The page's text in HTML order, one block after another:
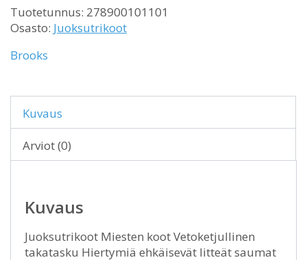
Tuotetunnus: 278900101101
Osasto: Juoksutrikoot
Brooks
Kuvaus
Arviot (0)
Kuvaus
Juoksutrikoot Miesten koot Vetoketjullinen
takatasku Hiertymiä ehkäisevät litteät saumat